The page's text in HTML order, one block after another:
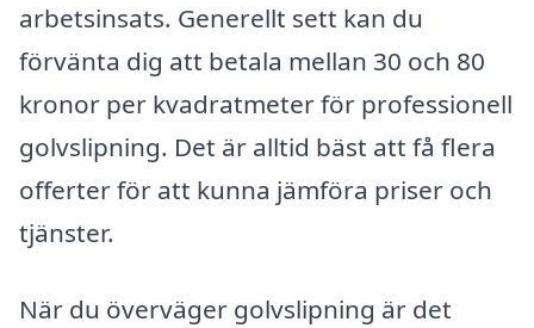
arbetsinsats. Generellt sett kan du
förvänta dig att betala mellan 30 och 80
kronor per kvadratmeter för professionell
golvslipning. Det är alltid bäst att få flera
offerter för att kunna jämföra priser och
tjänster.
När du överväger golvslipning är det